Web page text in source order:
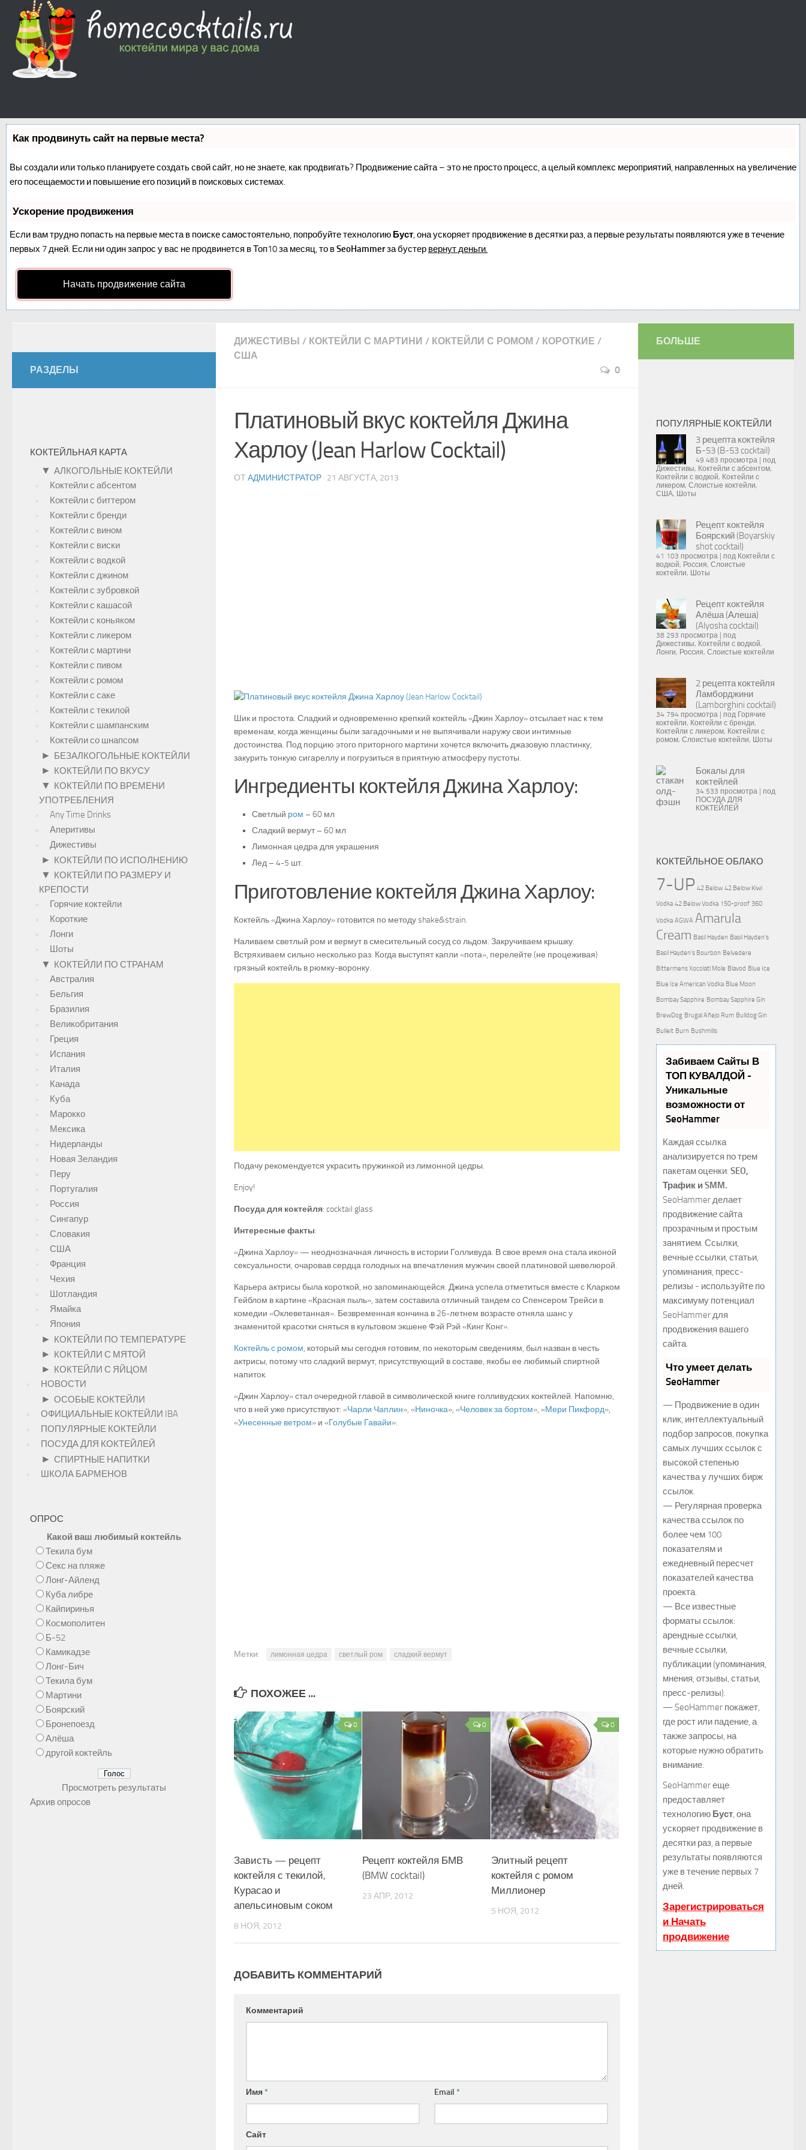
Как продвинуть сайт на первые места?
Вы создали или только планируете создать свой сайт, но не знаете, как продвигать? Продвижение сайта – это не просто процесс, а целый комплекс мероприятий, направленных на увеличение
его посещаемости и повышение его позиций в поисковых системах.
Ускорение продвижения
Если вам трудно попасть на первые места в поиске самостоятельно, попробуйте технологию Буст, она ускоряет продвижение в десятки раз, а первые результаты появляются уже в течение
первых 7 дней. Если ни один запрос у вас не продвинется в Топ10 за месяц, то вSeoHammerза бустер вернут деньги.
Начать продвижение сайта
ДИЖЕСТИВЫ / КОКТЕЙЛИ С МАРТИНИ / КОКТЕЙЛИ С РОМОМ / КОРОТКИЕ /
США
0
Платиновый вкус коктейля Джина
Харлоу (Jean Harlow Cocktail)
ОТ АДМИНИСТРАТОР · 21 АВГУСТА, 2013
Шик и простота. Сладкий и одновременно крепкий коктейль «Джин Харлоу» отсылает нас к тем
временам, когда женщины были загадочными и не выпячивали наружу свои интимные
достоинства. Под порцию этого приторного мартини хочется включить джазовую пластинку,
закурить тонкую сигареллу и погрузиться в приятную атмосферу пустоты.
Ингредиенты коктейля Джина Харлоу:
Светлый ром – 60 мл
Сладкий вермут – 60 мл
Лимонная цедра для украшения
Лед – 4-5 шт.
Приготовление коктейля Джина Харлоу:
Коктейль «Джина Харлоу» готовится по методу shake&strain.
Наливаем светлый ром и вермут в смесительный сосуд со льдом. Закручиваем крышку.
Встряхиваем сильно несколько раз. Когда выступят капли «пота», перелейте (не процеживая)
грязный коктейль в рюмку-воронку.
Подачу рекомендуется украсить пружинкой из лимонной цедры.
Enjoy!
Посуда для коктейля: cocktail glass
Интересные факты:
«Джина Харлоу» — неоднозначная личность в истории Голливуда. В свое время она стала иконой
сексуальности, очаровав сердца голодных на впечатления мужчин своей платиновой шевелюрой.
Карьера актрисы была короткой, но запоминающейся. Джина успела отметиться вместе с Кларком
Гейблом в картине «Красная пыль», затем составила отличный тандем со Спенсером Трейси в
комедии «Оклеветанная». Безвременная кончина в 26-летнем возрасте отняла шанс у
знаменитой красотки сняться в культовом экшене Фэй Рэй «Кинг Конг».
Коктейль с ромом, который мы сегодня готовим, по некоторым сведениям, был назван в честь
актрисы, потому что сладкий вермут, присутствующий в составе, якобы ее любимый спиртной
напиток.
«Джин Харлоу» стал очередной главой в символической книге голливудских коктейлей. Напомню,
что в ней уже присутствуют: «Чарли Чаплин», «Ниночка», «Человек за бортом», «Мери Пикфорд»,
«Унесенные ветром» и «Голубые Гавайи».
Метки: лимонная цедра светлый ром сладкий вермут
ПОХОЖЕЕ ...
0
Зависть — рецепт
коктейля с текилой,
Курасао и
апельсиновым соком
8 НОЯ, 2012
0
Рецепт коктейля БМВ
(BMW cocktail)
23 АПР, 2012
0
Элитный рецепт
коктейля с ромом
Миллионер
5 НОЯ, 2012
ДОБАВИТЬ КОММЕНТАРИЙ
Комментарий
Имя* Email*
Сайт
РАЗДЕЛЫ
КОКТЕЙЛЬНАЯ КАРТА
▼ АЛКОГОЛЬНЫЕ КОКТЕЙЛИ
Коктейли с абсентом
Коктейли с биттером
Коктейли с бренди
Коктейли с вином
Коктейли с виски
Коктейли с водкой
Коктейли с джином
Коктейли с зубровкой
Коктейли с кашасой
Коктейли с коньяком
Коктейли с ликером
Коктейли с мартини
Коктейли с пивом
Коктейли с ромом
Коктейли с саке
Коктейли с текилой
Коктейли с шампанским
Коктейли со шнапсом
► БЕЗАЛКОГОЛЬНЫЕ КОКТЕЙЛИ
► КОКТЕЙЛИ ПО ВКУСУ
▼ КОКТЕЙЛИ ПО ВРЕМЕНИ
УПОТРЕБЛЕНИЯ
Any Time Drinks
Аперитивы
Дижестивы
► КОКТЕЙЛИ ПО ИСПОЛНЕНИЮ
▼ КОКТЕЙЛИ ПО РАЗМЕРУ И
КРЕПОСТИ
Горячие коктейли
Короткие
Лонги
Шоты
▼ КОКТЕЙЛИ ПО СТРАНАМ
Австралия
Бельгия
Бразилия
Великобритания
Греция
Испания
Италия
Канада
Куба
Марокко
Мексика
Нидерланды
Новая Зеландия
Перу
Португалия
Россия
Сингапур
Словакия
США
Франция
Чехия
Шотландия
Ямайка
Япония
► КОКТЕЙЛИ ПО ТЕМПЕРАТУРЕ
► КОКТЕЙЛИ С МЯТОЙ
► КОКТЕЙЛИ С ЯЙЦОМ
НОВОСТИ
► ОСОБЫЕ КОКТЕЙЛИ
ОФИЦИАЛЬНЫЕ КОКТЕЙЛИ IBA
ПОПУЛЯРНЫЕ КОКТЕЙЛИ
ПОСУДА ДЛЯ КОКТЕЙЛЕЙ
► СПИРТНЫЕ НАПИТКИ
ШКОЛА БАРМЕНОВ
ОПРОС
Какой ваш любимый коктейль
Текила бум
Секс на пляже
Лонг-Айленд
Куба либре
Кайпиринья
Космополитен
Б-52
Камикадзе
Лонг-Бич
Текила бум
Мартини
Боярский
Бронепоезд
Алёша
другой коктейль
Просмотреть результаты
Архив опросов
БОЛЬШЕ
ПОПУЛЯРНЫЕ КОКТЕЙЛИ
3 рецепта коктейля
Б-53 (B-53 cocktail)
49 483 просмотра
под
Дижестивы, Коктейли с абсентом,
Коктейли с водкой, Коктейли с
ликером, Слоистые коктейли,
США, Шоты
Рецепт коктейля
Боярский (Boyarskiy
shot cocktail)
41 103 просмотра под Коктейли с
водкой, Россия, Слоистые
коктейли, Шоты
Рецепт коктейля
Алёша (Алеша)
(Alyosha cocktail)
38 293 просмотра
под
Дижестивы, Коктейли с водкой,
Лонги, Россия, Слоистые коктейли
2 рецепта коктейля
Ламборджини
(Lamborghini cocktail)
34 794 просмотра под Горячие
коктейли, Коктейли с бренди,
Коктейли с ликером, Коктейли с
ромом, Слоистые коктейли, Шоты
Бокалы для
коктейлей
34 533 просмотра
под
ПОСУДА ДЛЯ
КОКТЕЙЛЕЙ
КОКТЕЙЛЬНОЕ ОБЛАКО
7-UP 42 Below 42 Below Kiwi
Vodka 42 Below Vodka 150-proof 360
Vodka AGWA Amarula
Cream Basil Hayden Basil Hayden's
Basil Hayden's Bourbon Belvedere
Bittermens Xocolatl Mole Blavod Blue Ice
Blue Ice American Vodka Blue Moon
Bombay Sapphire Bombay Sapphire Gin
BrewDog Brugal Añejo Rum Bulldog Gin
Bulleit Burn Bushmills
Забиваем Сайты В
ТОП КУВАЛДОЙ -
Уникальные
возможности от
SeoHammer
Каждая ссылка
анализируется по трем
пакетам оценки: SEO,
Трафик и SMM.
SeoHammer делает
продвижение сайта
прозрачным и простым
занятием. Ссылки,
вечные ссылки, статьи,
упоминания, пресс-
релизы - используйте по
максимуму потенциал
SeoHammer для
продвижения вашего
сайта.
Что умеет делать
SeoHammer
— Продвижение в один
клик, интеллектуальный
подбор запросов, покупка
самых лучших ссылок с
высокой степенью
качества у лучших бирж
ссылок.
— Регулярная проверка
качества ссылок по
более чем 100
показателям и
ежедневный пересчет
показателей качества
проекта.
— Все известные
форматы ссылок:
арендные ссылки,
вечные ссылки,
публикации (упоминания,
мнения, отзывы, статьи,
пресс-релизы).
— SeoHammer покажет,
где рост или падение, а
также запросы, на
которые нужно обратить
внимание.
SeoHammer еще
предоставляет
технологию Буст, она
ускоряет продвижение в
десятки раз, а первые
результаты появляются
уже в течение первых 7
дней.
Зарегистрироваться
и Начать
продвижение